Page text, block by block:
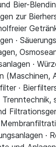
Bier-
zur
·
·
(Maschinen,
·
·